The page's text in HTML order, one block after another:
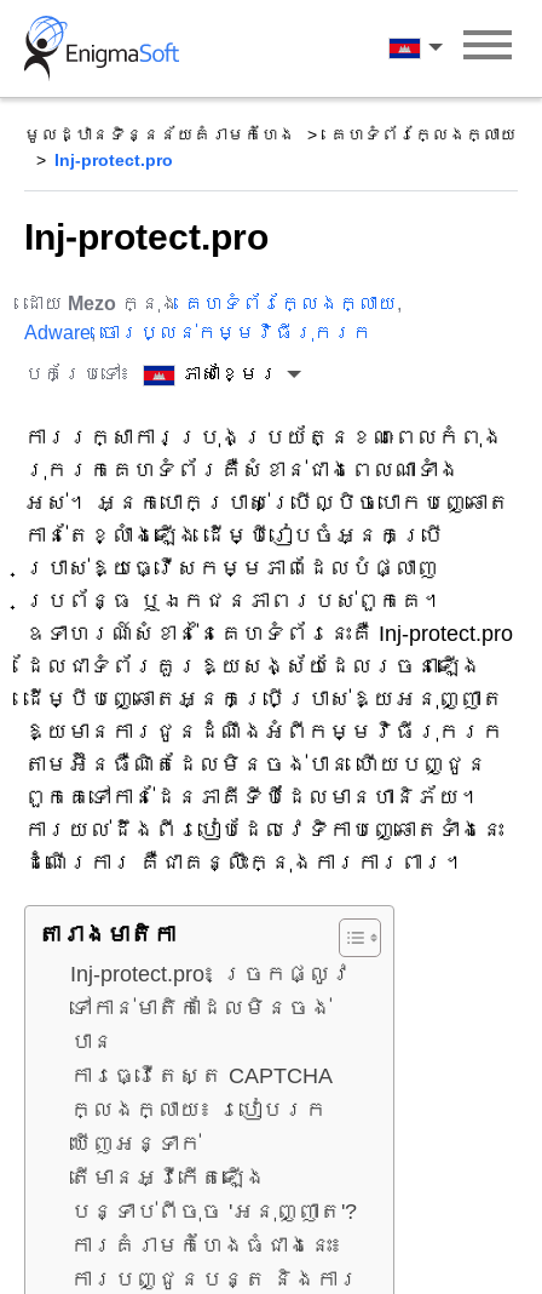
Skip
content
ភាសាខ្មែរ
មូលដ្ឋានទិន្នន័យគំរាមកំហែង
គេហទំព័រក្លែងក្លាយ
Inj-protect.pro
Inj-protect.pro
ដោយ Mezo ក្នុង គេហទំព័រក្លែងក្លាយ,
Adware, ចោរប្លន់កម្មវិធីរុករក
បកប្រែទៅ៖
ភាសាខ្មែរ
ការរក្សាការប្រុងប្រយ័ត្នខណៈពេលកំពុង
រុករកគេហទំព័រគឺសំខាន់ជាងពេលណាទាំង
អស់។ អ្នកបោកប្រាស់ប្រើល្បិចបោកបញ្ឆោត
កាន់តែខ្លាំងឡើង ដើម្បីរៀបចំអ្នកប្រើ
ប្រាស់ឱ្យធ្វើសកម្មភាពដែលបំផ្លាញ
ប្រព័ន្ធ ឬឯកជនភាពរបស់ពួកគេ។
ឧទាហរណ៍សំខាន់នៃគេហទំព័រនេះគឺ Inj-protect.pro
ដែលជាទំព័រគួរឱ្យសង្ស័យដែលរចនាឡើង
ដើម្បីបញ្ឆោតអ្នកប្រើប្រាស់ឱ្យអនុញ្ញាត
ឱ្យមានការជូនដំណឹងអំពីកម្មវិធីរុករក
តាមអ៊ីនធឺណិតដែលមិនចង់បាន ហើយបញ្ជូន
ពួកគេទៅកាន់ដែនភាគីទីបីដែលមានហានិភ័យ។
ការយល់ដឹងពីរបៀបដែលវេទិកាបញ្ឆោតទាំងនេះ
ដំណើរការ គឺជាគន្លឹះក្នុងការការពារ។
តារាង​មាតិកា
Inj-protect.pro៖ ច្រកផ្លូវ
ទៅកាន់មាតិកាដែលមិនចង់
បាន
ការធ្វើតេស្ត CAPTCHA
ក្លែងក្លាយ៖ របៀបរក
ឃើញអន្ទាក់
តើមានអ្វីកើតឡើង
បន្ទាប់ពីចុច 'អនុញ្ញាត'?
ការគំរាមកំហែងធំជាងនេះ៖
ការបញ្ជូនបន្ត និងការ